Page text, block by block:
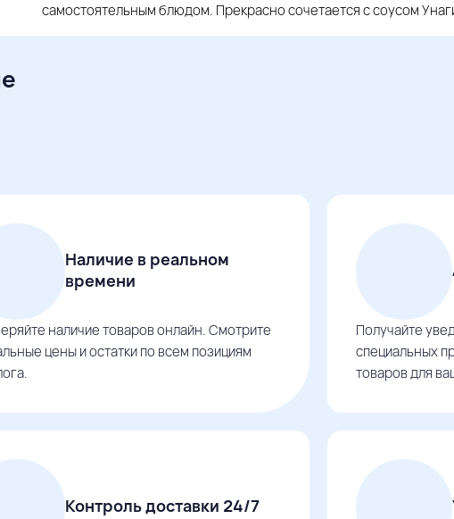
самостоятельным блюдом. Прекрасно сочетается с соусом
Наличие в реальном
времени
наличие товаров онлайн. Смотрите
цены и остатки по всем позициям
Получайте
специальных
товаров для
Контроль доставки 24/7